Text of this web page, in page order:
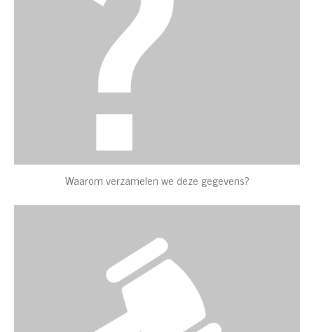
Waarom verzamelen we deze gegevens?